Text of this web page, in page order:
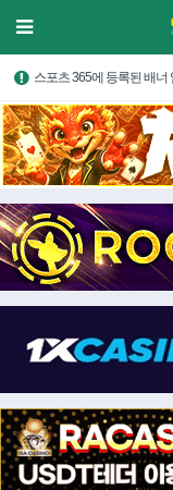
스포츠 365에 등록된 배